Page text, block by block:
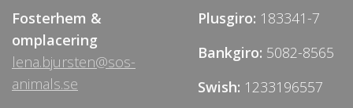
Fosterhem &
omplacering
lena.bjursten@sos-
animals.se
Plusgiro: 183341-7
Bankgiro: 5082-8565
Swish: 1233196557